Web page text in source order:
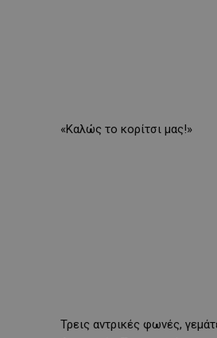
«Καλώς το κορίτσι μας!»
Τρεις αντρικές φωνές,